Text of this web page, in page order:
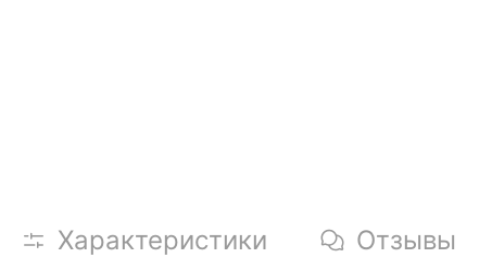
Характеристики Отзывы